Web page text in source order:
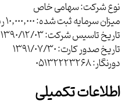
نوع شرکت:سهامی خاص
میزان سرمایه ثبت شده:10,000,000 ریال
تاریخ تاسیس شرکت:1390/12/03
تاریخ صدور کارت:1391/07/30
دورنگار:05132223268
اطلاعات تکمیلی